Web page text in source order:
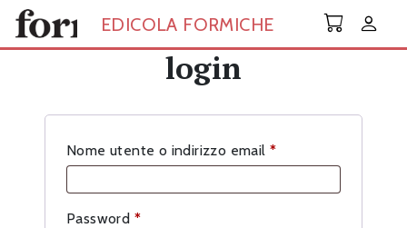
Skip to main content
EDICOLA FORMICHE
login
Nome utente o indirizzo email *Richiesto
Password *Richiesto